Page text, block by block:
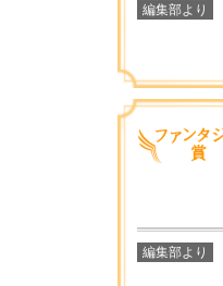
編集部より
編集部より